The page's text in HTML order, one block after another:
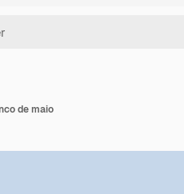
de maio